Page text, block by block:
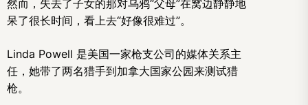
然而，失去了子女的那对乌鸦“父母”在窝边静静地
呆了很长时间，看上去“好像很难过”。
Linda Powell 是美国一家枪支公司的媒体关系主
任，她带了两名猎手到加拿大国家公园来测试猎
枪。